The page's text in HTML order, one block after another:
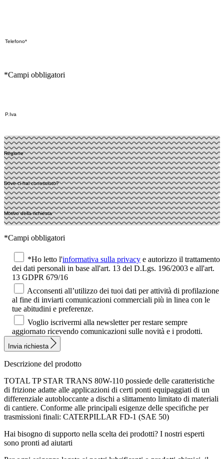
*Campi obbligatori
*Campi obbligatori
*Ho letto l'informativa sulla privacy e autorizzo il trattamento
dei dati personali in base all'art. 13 del D.Lgs. 196/2003 e all'art.
13 GDPR 679/16
Acconsenti all’utilizzo dei tuoi dati per attività di profilazione
al fine di inviarti comunicazioni commerciali più in linea con le
tue abitudini e preferenze.
Voglio iscrivermi alla newsletter per restare sempre
aggiornato ricevendo comunicazioni sulle novità e i prodotti.
Invia richiesta
Descrizione del prodotto
TOTAL TP STAR TRANS 80W-110 possiede delle caratteristiche
di frizione adatte alle applicazioni di certi ponti equipaggiati di un
differenziale autobloccante a dischi a slittamento limitato di materiali
di cantiere. Conforme alle principali esigenze delle specifiche per
trasmissioni finali: CATERPILLAR FD-1 (SAE 50)
Hai bisogno di supporto nella scelta dei prodotti? I nostri esperti
sono pronti ad aiutarti